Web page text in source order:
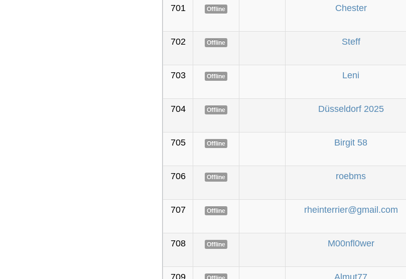
701 Offline Chester
702 Offline Steff
703 Offline Leni
704 Offline Düsseldorf 2025
705 Offline Birgit 58
706 Offline roebms
707 Offline rheinterrier@gmail.com
708 Offline M00nfl0wer
709 Almut77